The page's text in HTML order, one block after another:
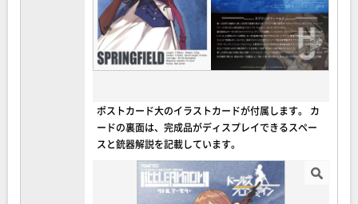
ポストカード大のイラストカードが付属します。 カ
ードの裏面は、完成品がディスプレイできるスペー
スと銃器解説を記載しています。